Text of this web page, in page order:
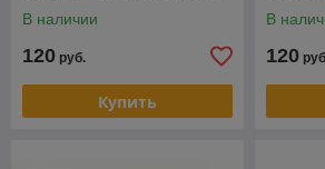
В наличии
120 руб.
Купить
В
120